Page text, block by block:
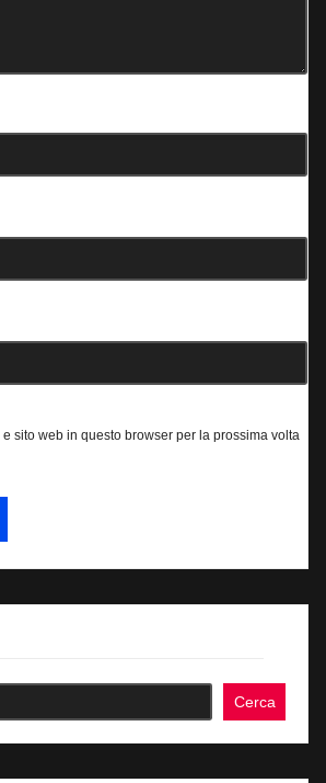
sito web in questo browser per la prossima volta
Cerca